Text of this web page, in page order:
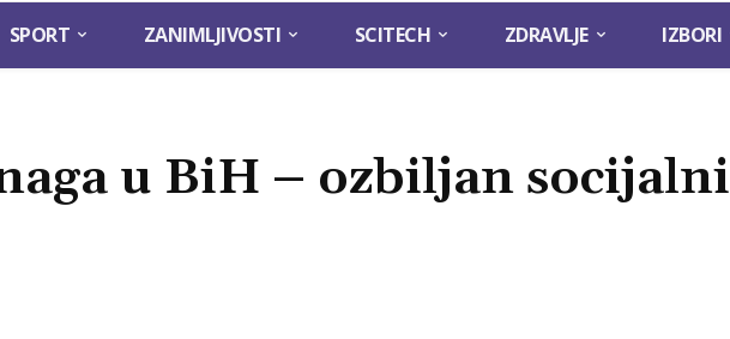
SPORT ZANIMLJIVOSTI SCITECH ZDRAVLJE IZBORI
u BiH – ozbiljan socijalni